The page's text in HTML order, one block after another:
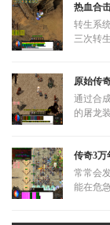
热血合
转生系
三次转
原始传
通过合
的屠龙
传奇3万
常常会
能在危